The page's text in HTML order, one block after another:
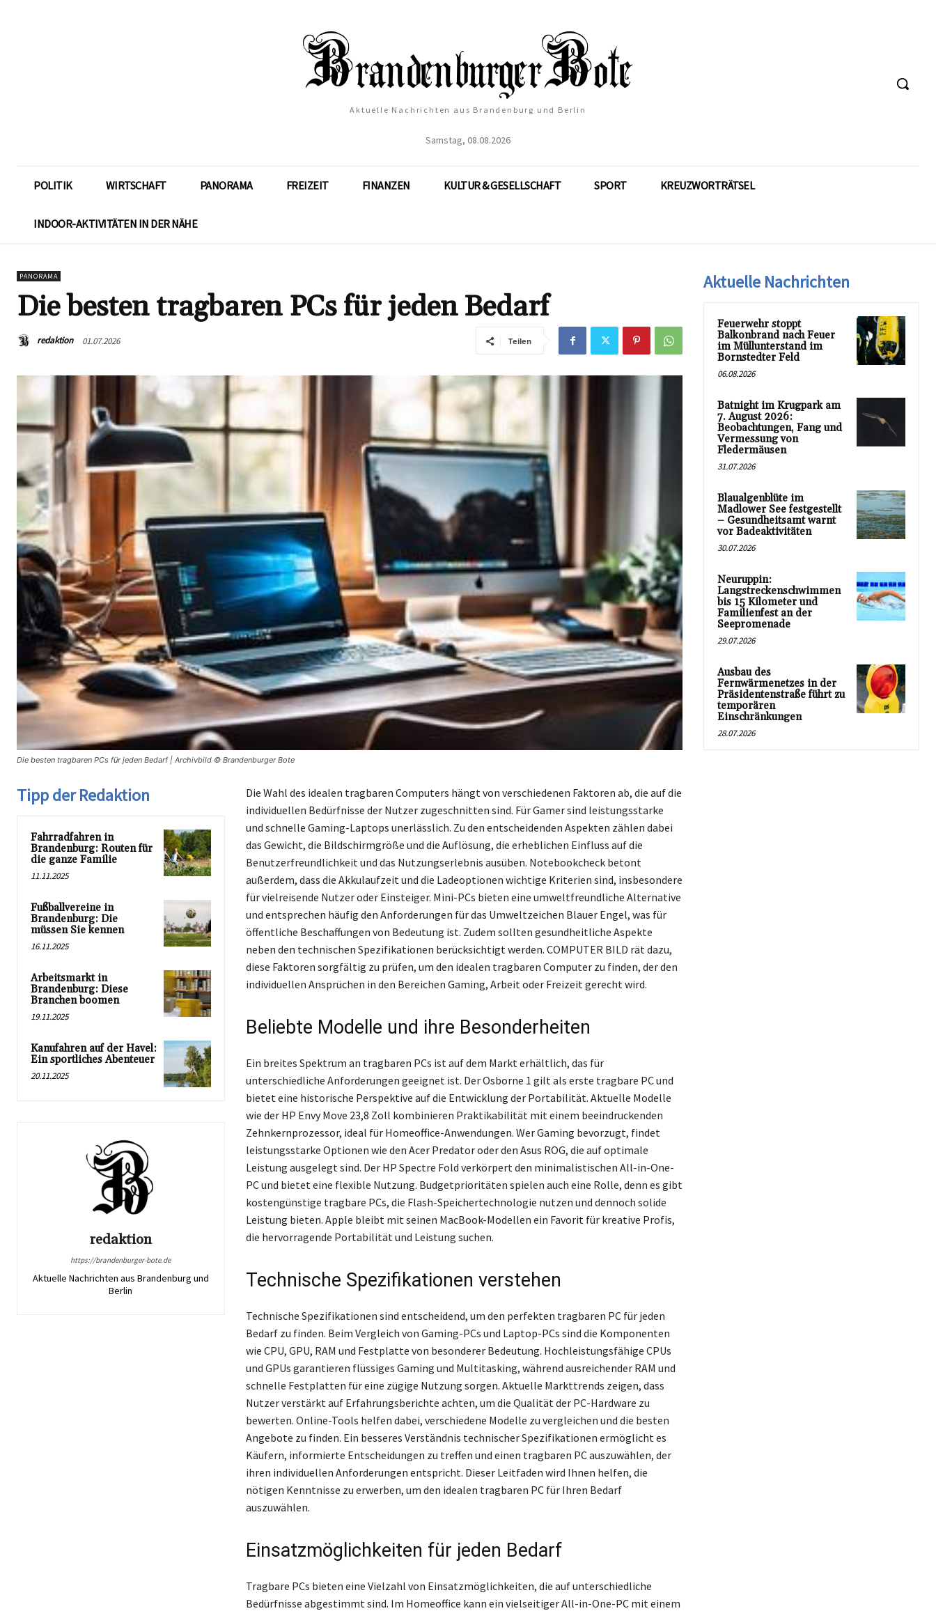
Aktuelle Nachrichten aus Brandenburg und Berlin
Samstag, 08.08.2026
POLITIK WIRTSCHAFT PANORAMA FREIZEIT FINANZEN KULTUR & GESELLSCHAFT SPORT KREUZWORTRÄTSEL
INDOOR-AKTIVITÄTEN IN DER NÄHE
PANORAMA
Die besten tragbaren PCs für jeden Bedarf
redaktion 01.07.2026 Teilen
Die besten tragbaren PCs für jeden Bedarf | Archivbild © Brandenburger Bote
Tipp der Redaktion
Fahrradfahren in
Brandenburg: Routen für
die ganze Familie
11.11.2025
Fußballvereine in
Brandenburg: Die
müssen Sie kennen
16.11.2025
Arbeitsmarkt in
Brandenburg: Diese
Branchen boomen
19.11.2025
Kanufahren auf der Havel:
Ein sportliches Abenteuer
20.11.2025
redaktion
https://brandenburger-bote.de
Aktuelle Nachrichten aus Brandenburg und
Berlin
Die Wahl des idealen tragbaren Computers hängt von verschiedenen Faktoren ab, die auf die
individuellen Bedürfnisse der Nutzer zugeschnitten sind. Für Gamer sind leistungsstarke
und schnelle Gaming-Laptops unerlässlich. Zu den entscheidenden Aspekten zählen dabei
das Gewicht, die Bildschirmgröße und die Auflösung, die erheblichen Einfluss auf die
Benutzerfreundlichkeit und das Nutzungserlebnis ausüben. Notebookcheck betont
außerdem, dass die Akkulaufzeit und die Ladeoptionen wichtige Kriterien sind, insbesondere
für vielreisende Nutzer oder Einsteiger. Mini-PCs bieten eine umweltfreundliche Alternative
und entsprechen häufig den Anforderungen für das Umweltzeichen Blauer Engel, was für
öffentliche Beschaffungen von Bedeutung ist. Zudem sollten gesundheitliche Aspekte
neben den technischen Spezifikationen berücksichtigt werden. COMPUTER BILD rät dazu,
diese Faktoren sorgfältig zu prüfen, um den idealen tragbaren Computer zu finden, der den
individuellen Ansprüchen in den Bereichen Gaming, Arbeit oder Freizeit gerecht wird.
Beliebte Modelle und ihre Besonderheiten
Ein breites Spektrum an tragbaren PCs ist auf dem Markt erhältlich, das für
unterschiedliche Anforderungen geeignet ist. Der Osborne 1 gilt als erste tragbare PC und
bietet eine historische Perspektive auf die Entwicklung der Portabilität. Aktuelle Modelle
wie der HP Envy Move 23,8 Zoll kombinieren Praktikabilität mit einem beeindruckenden
Zehnkernprozessor, ideal für Homeoffice-Anwendungen. Wer Gaming bevorzugt, findet
leistungsstarke Optionen wie den Acer Predator oder den Asus ROG, die auf optimale
Leistung ausgelegt sind. Der HP Spectre Fold verkörpert den minimalistischen All-in-One-
PC und bietet eine flexible Nutzung. Budgetprioritäten spielen auch eine Rolle, denn es gibt
kostengünstige tragbare PCs, die Flash-Speichertechnologie nutzen und dennoch solide
Leistung bieten. Apple bleibt mit seinen MacBook-Modellen ein Favorit für kreative Profis,
die hervorragende Portabilität und Leistung suchen.
Technische Spezifikationen verstehen
Technische Spezifikationen sind entscheidend, um den perfekten tragbaren PC für jeden
Bedarf zu finden. Beim Vergleich von Gaming-PCs und Laptop-PCs sind die Komponenten
wie CPU, GPU, RAM und Festplatte von besonderer Bedeutung. Hochleistungsfähige CPUs
und GPUs garantieren flüssiges Gaming und Multitasking, während ausreichender RAM und
schnelle Festplatten für eine zügige Nutzung sorgen. Aktuelle Markttrends zeigen, dass
Nutzer verstärkt auf Erfahrungsberichte achten, um die Qualität der PC-Hardware zu
bewerten. Online-Tools helfen dabei, verschiedene Modelle zu vergleichen und die besten
Angebote zu finden. Ein besseres Verständnis technischer Spezifikationen ermöglicht es
Käufern, informierte Entscheidungen zu treffen und einen tragbaren PC auszuwählen, der
ihren individuellen Anforderungen entspricht. Dieser Leitfaden wird Ihnen helfen, die
nötigen Kenntnisse zu erwerben, um den idealen tragbaren PC für Ihren Bedarf
auszuwählen.
Einsatzmöglichkeiten für jeden Bedarf
Tragbare PCs bieten eine Vielzahl von Einsatzmöglichkeiten, die auf unterschiedliche
Bedürfnisse abgestimmt sind. Im Homeoffice kann ein vielseitiger All-in-One-PC mit einem
Aktuelle Nachrichten
Feuerwehr stoppt
Balkonbrand nach Feuer
im Müllunterstand im
Bornstedter Feld
06.08.2026
Batnight im Krugpark am
7. August 2026:
Beobachtungen, Fang und
Vermessung von
Fledermäusen
31.07.2026
Blaualgenblüte im
Madlower See festgestellt
– Gesundheitsamt warnt
vor Badeaktivitäten
30.07.2026
Neuruppin:
Langstreckenschwimmen
bis 15 Kilometer und
Familienfest an der
Seepromenade
29.07.2026
Ausbau des
Fernwärmenetzes in der
Präsidentenstraße führt zu
temporären
Einschränkungen
28.07.2026